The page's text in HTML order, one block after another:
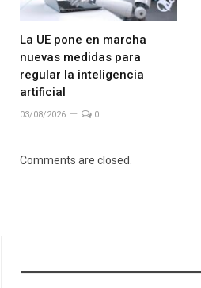
La UE pone en marcha
nuevas medidas para
regular la inteligencia
artificial
03/08/2026 0
Comments are closed.